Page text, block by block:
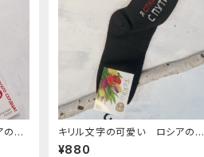
靴
キリル文字の可愛い ロシアの靴
下 7 ２３−２５cm
¥880